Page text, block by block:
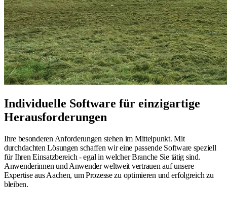
Individuelle Software für einzigartige
Herausforderungen
Ihre besonderen Anforderungen stehen im Mittelpunkt. Mit
durchdachten Lösungen schaffen wir eine passende Software speziell
für Ihren Einsatzbereich - egal in welcher Branche Sie tätig sind.
Anwenderinnen und Anwender weltweit vertrauen auf unsere
Expertise aus Aachen, um Prozesse zu optimieren und erfolgreich zu
bleiben.